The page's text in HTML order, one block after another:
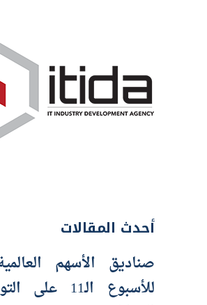
أحدث المقالات
صناديق الأسهم
للأسبوع